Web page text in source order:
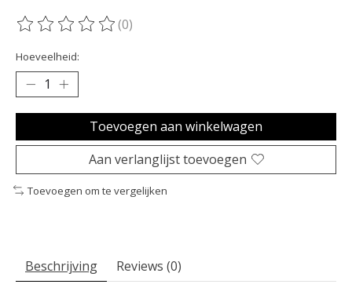
De beoordeling van dit product is
(0)
Hoeveelheid:
Toevoegen aan winkelwagen
Aan verlanglijst toevoegen
Toevoegen om te vergelijken
Beschrijving Reviews (0)